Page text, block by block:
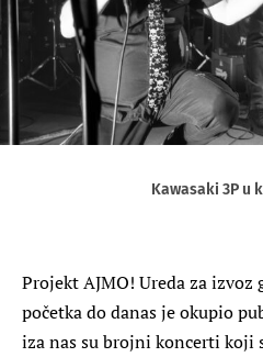
Kawasaki 3P u
Projekt AJMO! Ureda za izvoz
početka do danas je okupio
iza nas su brojni koncerti koji